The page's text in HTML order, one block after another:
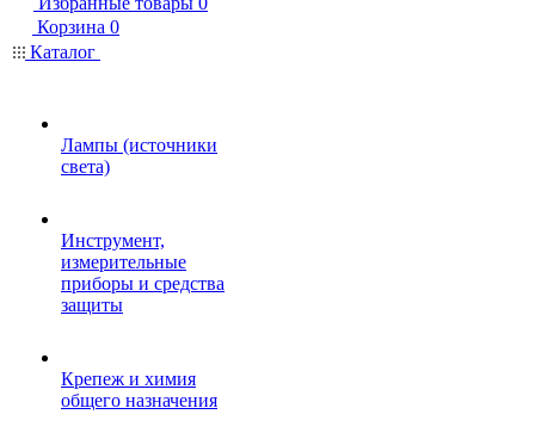
Корзина 0
Каталог
Лампы (источники
света)
Инструмент,
измерительные
приборы и средства
защиты
Крепеж и химия
общего назначения